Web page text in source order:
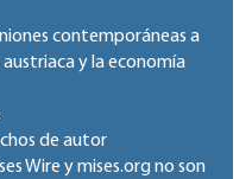
contemporáneas a
y la economía
de autor
Wire y mises.org no son